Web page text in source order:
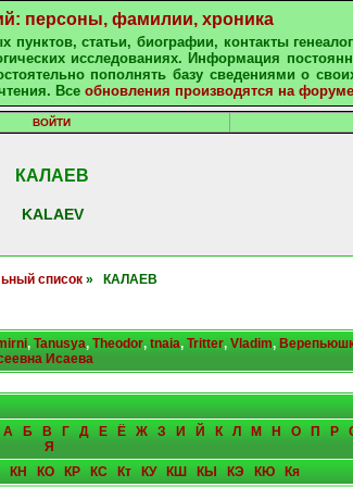
персоны, фамилии, хроника
статьи, биографии, контакты
исследованиях. Информация
пополнять базу сведениями о
Все обновления производятся на форуме
ВОЙТИ
КАЛАЕВ
KALAEV
список» КАЛАЕВ
, Tanusya, Theodor, tnaia, Tritter, Vladim,
Исаева
А Б В Г Д Е Ё Ж З И Й К Л М Н О П Р
Я
КН КО КР КС Кт КУ КШ КЫ КЭ КЮ Кя